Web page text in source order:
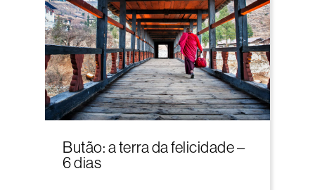
Butão: a terra da felicidade –
6 dias